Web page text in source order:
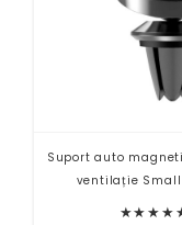
Suport auto
ventilație Small
★★★★